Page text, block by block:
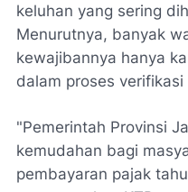
keluhan yang sering
Menurutnya, banyak
kewajibannya hanya
dalam proses
"Pemerintah Provinsi
kemudahan bagi
pembayaran pajak